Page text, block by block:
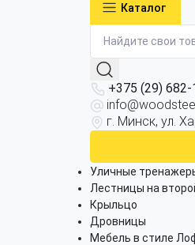
Каталог
+375 (29) 682-
г. Минск, ул.
Уличные
Лестницы на
Крыльцо
Дровницы
Мебель в стиле